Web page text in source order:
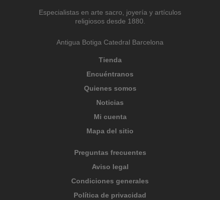
Especialistas en arte sacro, joyería y artículos
religiosos desde 1880.
Antigua Botiga Catedral Barcelona
Tienda
Encuéntranos
Quienes somos
Noticias
Mi cuenta
Mapa del sitio
Preguntas frecuentes
Aviso legal
Condiciones generales
Política de privacidad